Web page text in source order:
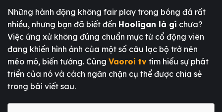
Những hành động không fair play trong bóng đá rất
nhiều, nhưng bạn đã biết đến Hooligan là gì chưa?
Việc ứng xử không đúng chuẩn mực từ cổ động viên
đang khiến hình ảnh của một số câu lạc bộ trở nên
méo mó, biến tướng. Cùng Vaoroi tv tìm hiểu sự phát
triển của nó và cách ngăn chặn cụ thể được chia sẻ
trong bài viết sau.